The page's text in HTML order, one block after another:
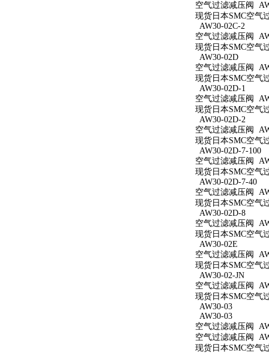
空气过滤减压阀
现货日本SMC空气
AW30-02C-2
空气过滤减压阀
现货日本SMC空气
AW30-02D
空气过滤减压阀
现货日本SMC空气
AW30-02D-1
空气过滤减压阀
现货日本SMC空气
AW30-02D-2
空气过滤减压阀
现货日本SMC空气
AW30-02D-7-100
空气过滤减压阀
现货日本SMC空气
AW30-02D-7-40
空气过滤减压阀
现货日本SMC空气
AW30-02D-8
空气过滤减压阀
现货日本SMC空气
AW30-02E
空气过滤减压阀
现货日本SMC空气
AW30-02-JN
空气过滤减压阀
现货日本SMC空气
AW30-03
AW30-03
空气过滤减压阀
空气过滤减压阀
现货日本SMC空气